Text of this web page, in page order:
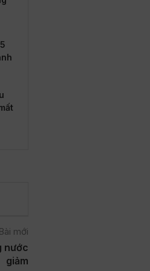
Bài mới
nước
giảm